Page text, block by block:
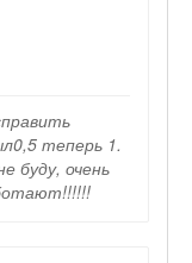
теперь 1.
буду, очень